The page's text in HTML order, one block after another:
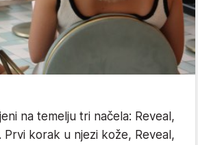
na temelju tri načela: Reveal,
Prvi korak u njezi kože, Reveal,